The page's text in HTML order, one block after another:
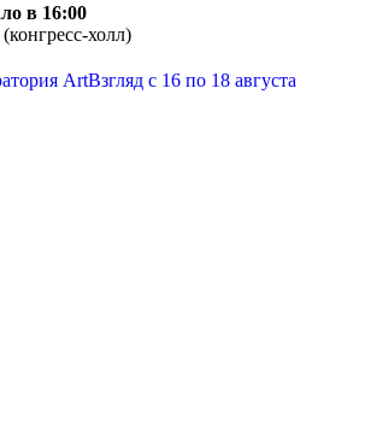
в 16:00
холл)